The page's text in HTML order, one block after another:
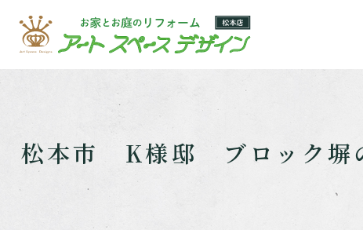
松本市 K様邸 ブロック塀